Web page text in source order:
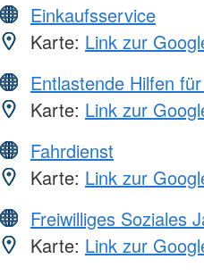
Einkaufsservice
Karte: Link zur
Entlastende Hilfen
Karte: Link zur
Fahrdienst
Karte: Link zur
Freiwilliges Soziales
Karte: Link zur